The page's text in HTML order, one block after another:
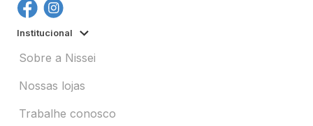
Institucional
Sobre a Nissei
Nossas lojas
Trabalhe conosco